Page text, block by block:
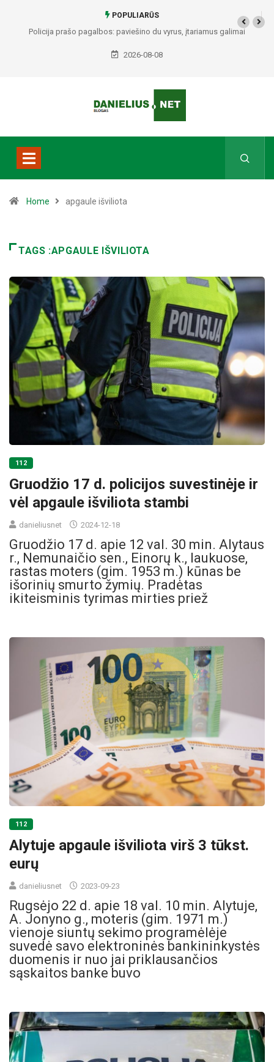
POPULIARŪS
Policija prašo pagalbos: paviešino du vyrus, įtariamus galimai
padariusius vagystes Alytuje ir Dauguose
2026-08-08
Home apgaule išviliota
TAGS :APGAULE IŠVILIOTA
112
Gruodžio 17 d. policijos suvestinėje ir
vėl apgaule išviliota stambi
danieliusnet 2024-12-18
Gruodžio 17 d. apie 12 val. 30 min. Alytaus
r., Nemunaičio sen., Einorų k., laukuose,
rastas moters (gim. 1953 m.) kūnas be
išorinių smurto žymių. Pradėtas
ikiteisminis tyrimas mirties priež
112
Alytuje apgaule išviliota virš 3 tūkst.
eurų
danieliusnet 2023-09-23
Rugsėjo 22 d. apie 18 val. 10 min. Alytuje,
A. Jonyno g., moteris (gim. 1971 m.)
vienoje siuntų sekimo programėlėje
suvedė savo elektroninės bankininkystės
duomenis ir nuo jai priklausančios
sąskaitos banke buvo